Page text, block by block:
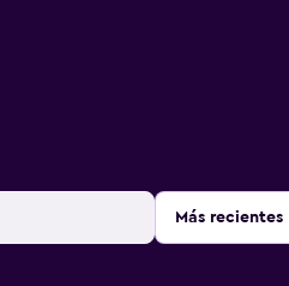
Ordenar por:
Más recientes